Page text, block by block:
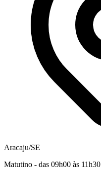
Aracaju/SE
Matutino - das 09h00 às 11h30